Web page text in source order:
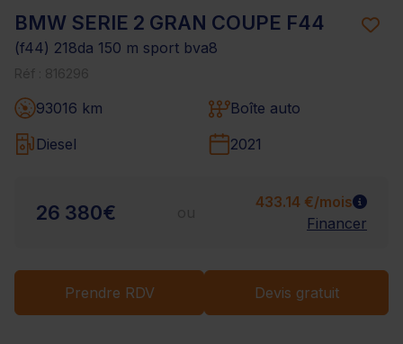
BMW SERIE 2 GRAN COUPE F44
(f44) 218da 150 m sport bva8
93016 km
Boîte auto
Diesel
2021
26 380€
433.14 €/mois
Financer
Prendre RDV Devis gratuit